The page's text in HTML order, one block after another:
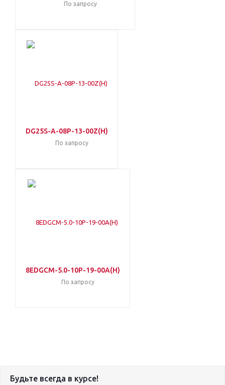
По запросу
DG25S-A-08P-13-00Z(H)
По запросу
8EDGCM-5.0-10P-19-00A(H)
По запросу
Будьте всегда в курсе!